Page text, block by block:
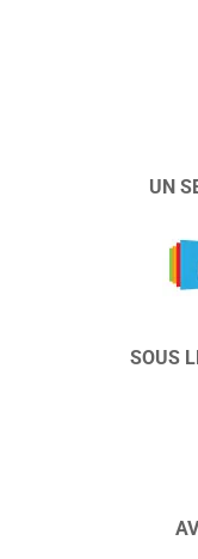
UN
SOUS